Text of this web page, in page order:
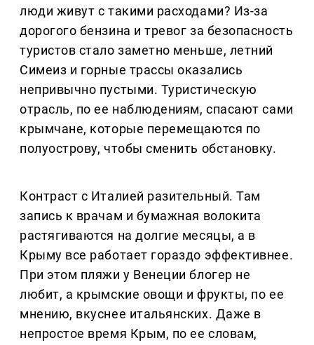
люди живут с такими расходами? Из-за
дорогого бензина и тревог за безопасность
туристов стало заметно меньше, летний
Симеиз и горные трассы оказались
непривычно пустыми. Туристическую
отрасль, по ее наблюдениям, спасают сами
крымчане, которые перемещаются по
полуострову, чтобы сменить обстановку.
Контраст с Италией разительный. Там
запись к врачам и бумажная волокита
растягиваются на долгие месяцы, а в
Крыму все работает гораздо эффективнее.
При этом пляжи у Венеции блогер не
любит, а крымские овощи и фрукты, по ее
мнению, вкуснее итальянских. Даже в
непростое время Крым, по ее словам,